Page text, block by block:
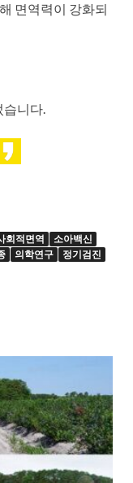
면역력이 강화되
습니다.
회적면역
소아백신
의학연구
정기검진